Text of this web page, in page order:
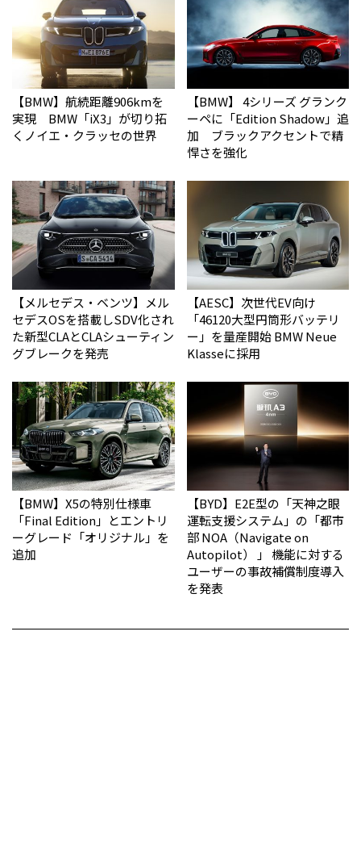
【BMW】航続距離906kmを
実現 BMW「iX3」が切り拓
くノイエ・クラッセの世界
【BMW】 4シリーズ グランク
ーペに「Edition Shadow」追
加 ブラックアクセントで精
悍さを強化
【メルセデス・ベンツ】メル
セデスOSを搭載しSDV化され
た新型CLAとCLAシューティン
グブレークを発売
【AESC】次世代EV向け
「46120大型円筒形バッテリ
ー」を量産開始 BMW Neue
Klasseに採用
【BMW】X5の特別仕様車
「Final Edition」とエントリ
ーグレード「オリジナル」を
追加
【BYD】E2E型の「天神之眼
運転支援システム」の「都市
部 NOA（Navigate on
Autopilot） 」 機能に対する
ユーザーの事故補償制度導入
を発表